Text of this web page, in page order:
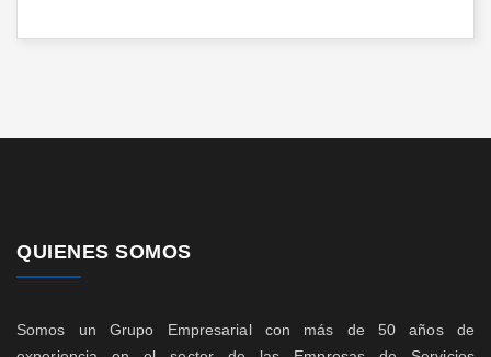
QUIENES SOMOS
Somos un Grupo Empresarial con más de 50 años de